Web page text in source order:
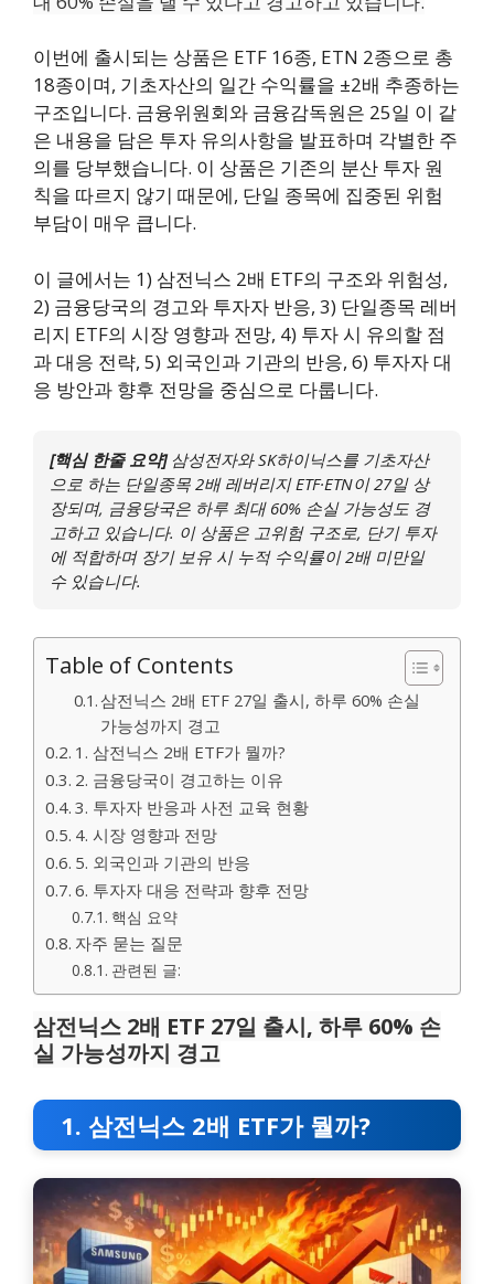
이번에 출시되는 상품은 ETF 16종, ETN 2종으로 총
18종이며, 기초자산의 일간 수익률을 ±2배 추종하는
구조입니다. 금융위원회와 금융감독원은 25일 이 같
은 내용을 담은 투자 유의사항을 발표하며 각별한 주
의를 당부했습니다. 이 상품은 기존의 분산 투자 원
칙을 따르지 않기 때문에, 단일 종목에 집중된 위험
부담이 매우 큽니다.
이 글에서는 1) 삼전닉스 2배 ETF의 구조와 위험성,
2) 금융당국의 경고와 투자자 반응, 3) 단일종목 레버
리지 ETF의 시장 영향과 전망, 4) 투자 시 유의할 점
과 대응 전략, 5) 외국인과 기관의 반응, 6) 투자자 대
응 방안과 향후 전망을 중심으로 다룹니다.
[핵심 한줄 요약]삼성전자와 SK하이닉스를 기초자산
으로 하는 단일종목 2배 레버리지 ETF·ETN이 27일 상
장되며, 금융당국은 하루 최대 60% 손실 가능성도 경
고하고 있습니다. 이 상품은 고위험 구조로, 단기 투자
에 적합하며 장기 보유 시 누적 수익률이 2배 미만일
수 있습니다.
Table of Contents
삼전닉스 2배 ETF 27일 출시, 하루 60% 손실
가능성까지 경고
1. 삼전닉스 2배 ETF가 뭘까?
2. 금융당국이 경고하는 이유
3. 투자자 반응과 사전 교육 현황
4. 시장 영향과 전망
5. 외국인과 기관의 반응
6. 투자자 대응 전략과 향후 전망
핵심 요약
자주 묻는 질문
관련된 글:
삼전닉스 2배 ETF 27일 출시, 하루 60% 손
실 가능성까지 경고
1. 삼전닉스 2배 ETF가 뭘까?